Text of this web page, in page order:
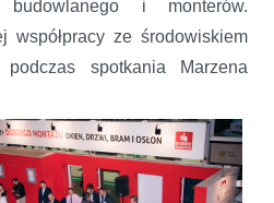
budowlanego i monterów.
współpracy ze środowiskiem
spotkania Marzena